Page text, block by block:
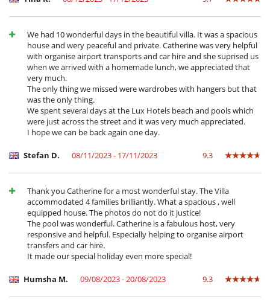
We had 10 wonderful days in the beautiful villa. It was a spacious
house and wery peaceful and private. Catherine was very helpful
with organise airport transports and car hire and she suprised us
when we arrived with a homemade lunch, we appreciated that
very much.
The only thing we missed were wardrobes with hangers but that
was the only thing.
We spent several days at the Lux Hotels beach and pools which
were just across the street and it was very much appreciated.
I hope we can be back again one day.
Stefan D. 08/11/2023 - 17/11/2023 9.3
Thank you Catherine for a most wonderful stay. The Villa
accommodated 4 families brilliantly. What a spacious , well
equipped house. The photos do not do it justice!
The pool was wonderful. Catherine is a fabulous host, very
responsive and helpful. Especially helping to organise airport
transfers and car hire.
It made our special holiday even more special!
Humsha M. 09/08/2023 - 20/08/2023 9.3